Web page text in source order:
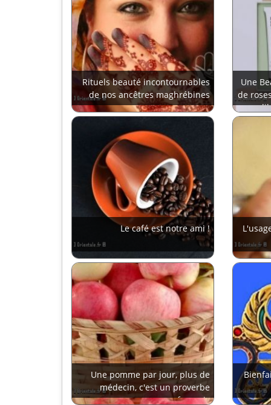
Rituels beauté incontournables
de nos ancêtres maghrébines
Une
de
Le café est notre ami !
Une pomme par jour, plus de
médecin, c'est un proverbe
français